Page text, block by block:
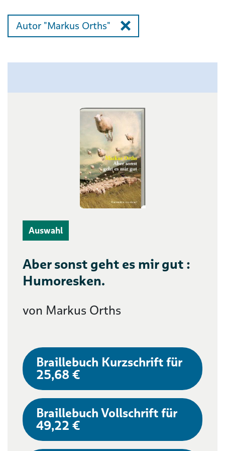
Autor "Markus Orths"
Auswahl
Aber sonst geht es mir gut :
Humoresken.
von Markus Orths
Braillebuch Kurzschrift für
25,68 €
Braillebuch Vollschrift für
49,22 €